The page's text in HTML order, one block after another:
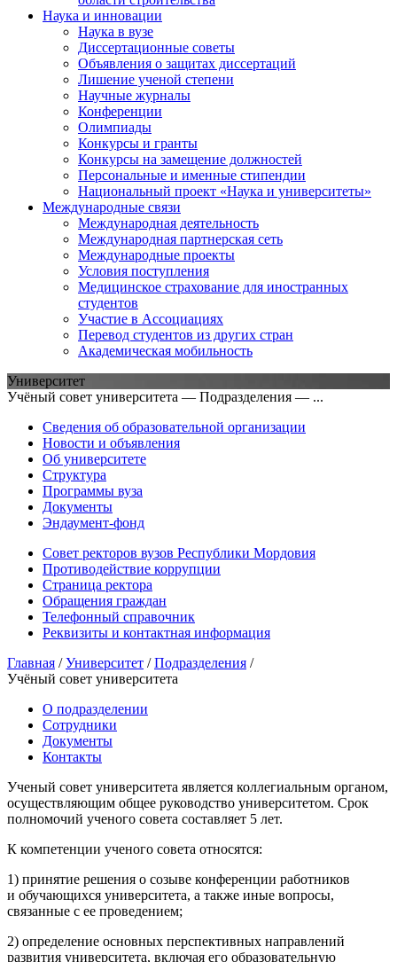
Наука и инновации
Наука в вузе
Диссертационные советы
Объявления о защитах диссертаций
Лишение ученой степени
Научные журналы
Конференции
Олимпиады
Конкурсы и гранты
Конкурсы на замещение должностей
Персональные и именные стипендии
Национальный проект «Наука и университеты»
Международные связи
Международная деятельность
Международная партнерская сеть
Международные проекты
Условия поступления
Медицинское страхование для иностранных
студентов
Участие в Ассоциациях
Перевод студентов из других стран
Академическая мобильность
Университет
Учёный совет университета — Подразделения — ...
Сведения об образовательной организации
Новости и объявления
Об университете
Структура
Программы вуза
Документы
Эндаумент-фонд
Совет ректоров вузов Республики Мордовия
Противодействие коррупции
Страница ректора
Обращения граждан
Телефонный справочник
Реквизиты и контактная информация
Главная /Университет /Подразделения /
Учёный совет университета
О подразделении
Сотрудники
Документы
Контакты
Ученый совет университета является коллегиальным органом,
осуществляющим общее руководство университетом. Срок
полномочий ученого совета составляет 5 лет.
К компетенции ученого совета относятся:
1) принятие решения о созыве конференции работников
и обучающихся университета, а также иные вопросы,
связанные с ее проведением;
2) определение основных перспективных направлений
развития университета, включая его образовательную